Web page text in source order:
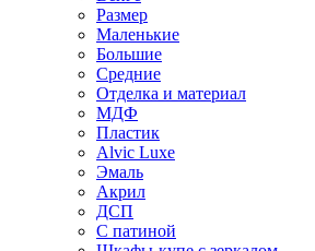
Размер
Маленькие
Большие
Средние
Отделка и материал
МДФ
Пластик
Alvic Luxe
Эмаль
Акрил
ДСП
С патиной